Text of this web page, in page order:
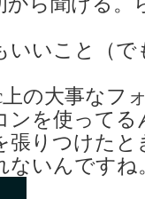
いいこと（
上の大事なフ
ンを使ってる
張りつけた
ないんですね